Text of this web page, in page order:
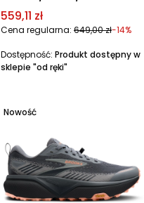
Cena promocyjna
559,11 zł
Cena regularna: 649,00 zł-14%
Dostępność: Produkt dostępny w
sklepie "od ręki"
Nowość